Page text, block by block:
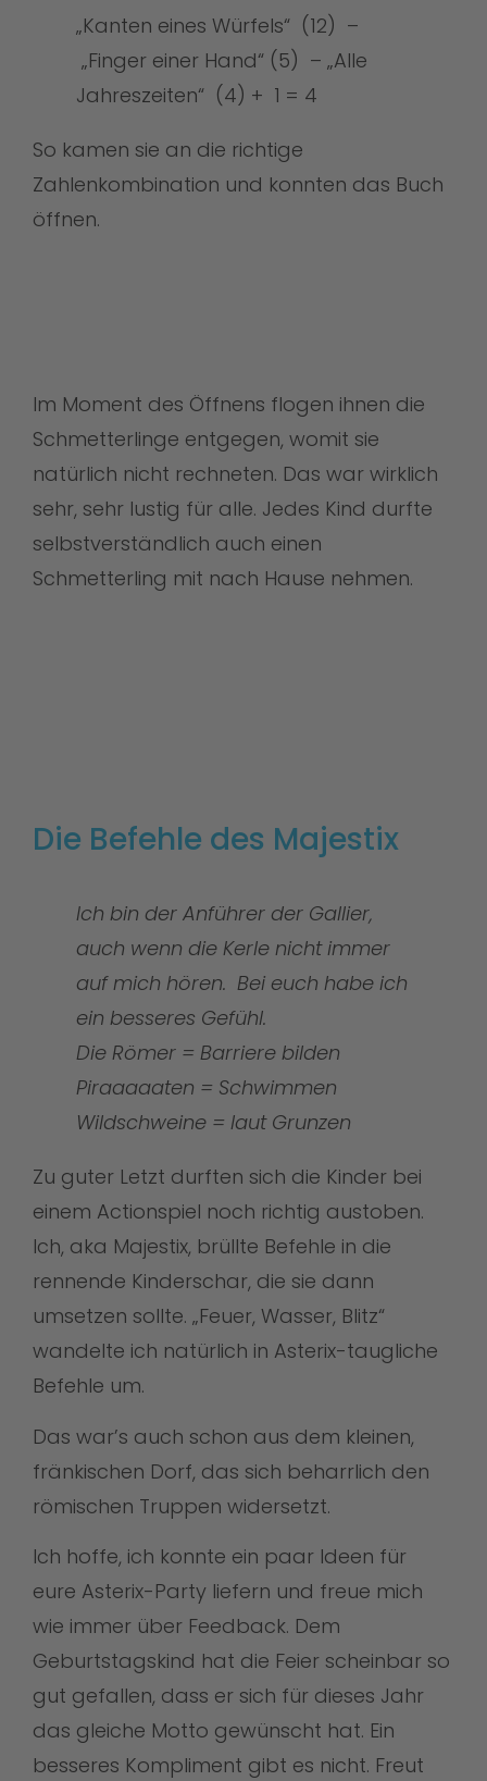
„Kanten eines Würfels“ (12) –
„Finger einer Hand“ (5) – „Alle
Jahreszeiten“ (4) + 1 = 4
So kamen sie an die richtige
Zahlenkombination und konnten das Buch
öffnen.
Im Moment des Öffnens flogen ihnen die
Schmetterlinge entgegen, womit sie
natürlich nicht rechneten. Das war wirklich
sehr, sehr lustig für alle. Jedes Kind durfte
selbstverständlich auch einen
Schmetterling mit nach Hause nehmen.
Die Befehle des Majestix
Ich bin der Anführer der Gallier,
auch wenn die Kerle nicht immer
auf mich hören. Bei euch habe ich
ein besseres Gefühl.
Die Römer = Barriere bilden
Piraaaaaten = Schwimmen
Wildschweine = laut Grunzen
Zu guter Letzt durften sich die Kinder bei
einem Actionspiel noch richtig austoben.
Ich, aka Majestix, brüllte Befehle in die
rennende Kinderschar, die sie dann
umsetzen sollte. „Feuer, Wasser, Blitz“
wandelte ich natürlich in Asterix-taugliche
Befehle um.
Das war’s auch schon aus dem kleinen,
fränkischen Dorf, das sich beharrlich den
römischen Truppen widersetzt.
Ich hoffe, ich konnte ein paar Ideen für
eure Asterix-Party liefern und freue mich
wie immer über Feedback. Dem
Geburtstagskind hat die Feier scheinbar so
gut gefallen, dass er sich für dieses Jahr
das gleiche Motto gewünscht hat. Ein
besseres Kompliment gibt es nicht. Freut